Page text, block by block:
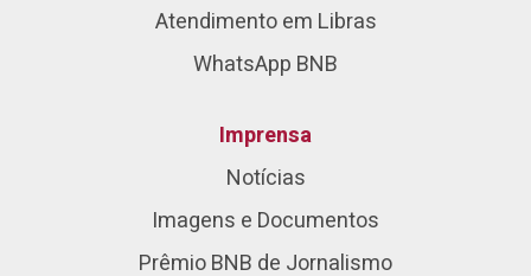
Atendimento em Libras
WhatsApp BNB
Imprensa
Notícias
Imagens e Documentos
Prêmio BNB de Jornalismo